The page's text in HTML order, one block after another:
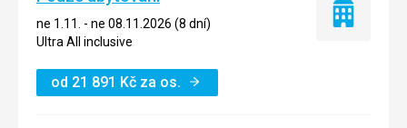
ne 1.11. - ne 08.11.2026 (8 dní)
Ultra All inclusive
od 21 891 Kč za os.
Pouze